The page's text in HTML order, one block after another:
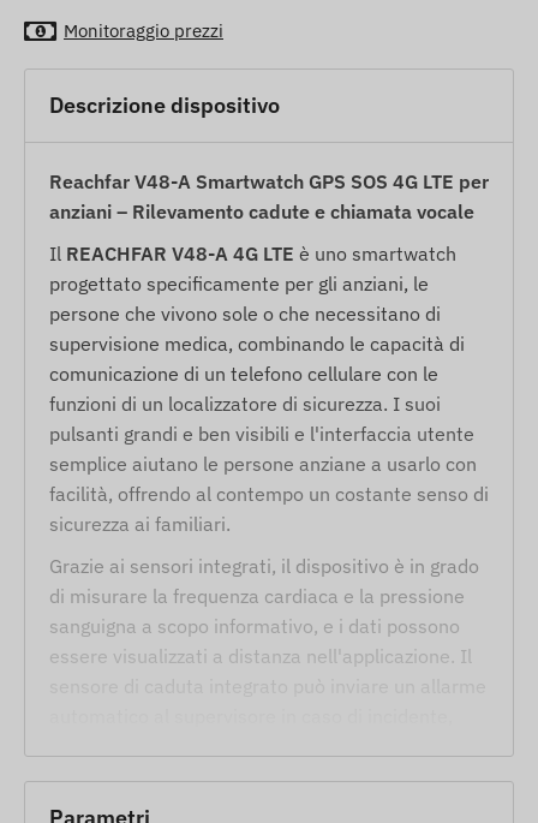
Monitoraggio prezzi
Descrizione dispositivo
Reachfar V48-A Smartwatch GPS SOS 4G LTE per
anziani – Rilevamento cadute e chiamata vocale
Il REACHFAR V48-A 4G LTE è uno smartwatch
progettato specificamente per gli anziani, le
persone che vivono sole o che necessitano di
supervisione medica, combinando le capacità di
comunicazione di un telefono cellulare con le
funzioni di un localizzatore di sicurezza. I suoi
pulsanti grandi e ben visibili e l'interfaccia utente
semplice aiutano le persone anziane a usarlo con
facilità, offrendo al contempo un costante senso di
sicurezza ai familiari.
Grazie ai sensori integrati, il dispositivo è in grado
di misurare la frequenza cardiaca e la pressione
sanguigna a scopo informativo, e i dati possono
essere visualizzati a distanza nell'applicazione. Il
immediatamente se l'orologio viene tolto dal
polso. In caso di emergenza, chi lo indossa può